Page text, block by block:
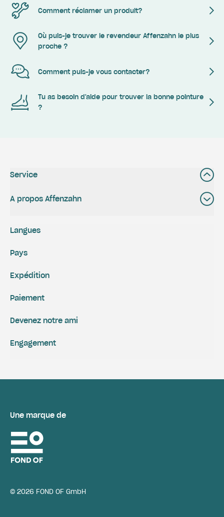
Comment réclamer un produit?
Où puis-je trouver le revendeur Affenzahn le plus
proche ?
Comment puis-je vous contacter?
Tu as besoin d'aide pour trouver la bonne pointure
?
Service
A propos Affenzahn
Expédition
Paiement
Engagement
Devenez notre ami
Langues
Pays
Une marque de
© 2026 FOND OF GmbH